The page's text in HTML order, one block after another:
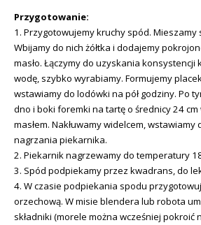
Przygotowanie:
1. Przygotowujemy kruchy spód. Mieszamy
Wbijamy do nich żółtka i dodajemy
masło. Łączymy do uzyskania
wodę, szybko wyrabiamy. Formujemy
wstawiamy do lodówki na pół godziny. Po
dno i boki foremki na tartę o średnicy 24
masłem. Nakłuwamy widelcem,
nagrzania piekarnika.
2. Piekarnik nagrzewamy do temperatury
3. Spód podpiekamy przez kwadrans, do
4. W czasie podpiekania spodu
orzechową. W misie blendera lub robota
składniki (morele można wcześniej pokroić